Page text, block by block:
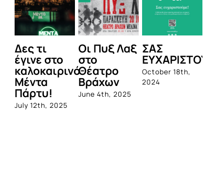
Δες τι
έγινε στο
καλοκαιρινό
Μέντα
Πάρτυ!
July 12th, 2025
Οι Πυξ Λαξ
στο
Θέατρο
Βράχων
June 4th, 2025
ΣΑΣ
October 18th,
2024